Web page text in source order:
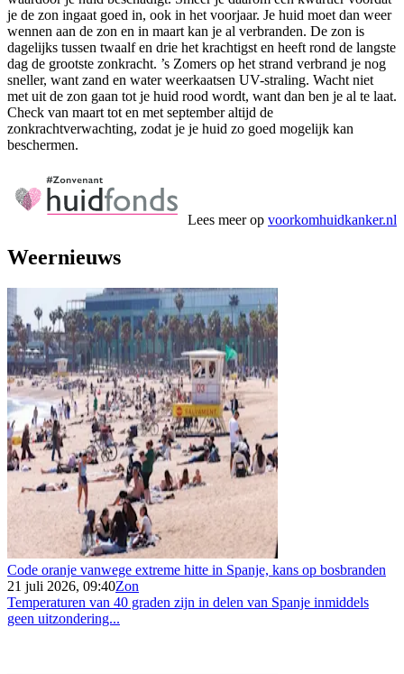
je de zon ingaat goed in, ook in het voorjaar. Je huid moet dan weer
wennen aan de zon en in maart kan je al verbranden. De zon is
dagelijks tussen twaalf en drie het krachtigst en heeft rond de langste
dag de grootste zonkracht. ’s Zomers op het strand verbrand je nog
sneller, want zand en water weerkaatsen UV-straling. Wacht niet
met uit de zon gaan tot je huid rood wordt, want dan ben je al te laat.
Check van maart tot en met september altijd de
zonkrachtverwachting, zodat je je huid zo goed mogelijk kan
beschermen.
Lees meer op voorkomhuidkanker.nl
Weernieuws
Code oranje vanwege extreme hitte in Spanje, kans op bosbranden
21 juli 2026, 09:40Zon
Temperaturen van 40 graden zijn in delen van Spanje inmiddels
geen uitzondering...